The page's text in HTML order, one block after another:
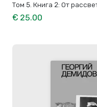
Том 5. Книга 2: От
€ 25.00